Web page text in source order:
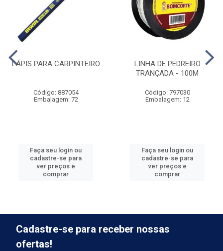
LÁPIS PARA CARPINTEIRO
Código: 887054
Embalagem: 72
Faça seu login ou
cadastre-se para
ver preços e
comprar
LINHA DE PEDREIRO
TRANÇADA - 100M
Código: 797030
Embalagem: 12
Faça seu login ou
cadastre-se para
ver preços e
comprar
Cadastre-se para receber nossas
ofertas!